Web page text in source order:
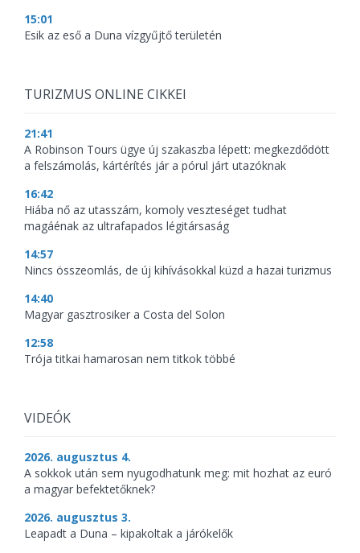
15:01
Esik az eső a Duna vízgyűjtő területén
TURIZMUS ONLINE CIKKEI
21:41
A Robinson Tours ügye új szakaszba lépett: megkezdődött
a felszámolás, kártérítés jár a pórul járt utazóknak
16:42
Hiába nő az utasszám, komoly veszteséget tudhat
magáénak az ultrafapados légitársaság
14:57
Nincs összeomlás, de új kihívásokkal küzd a hazai turizmus
14:40
Magyar gasztrosiker a Costa del Solon
12:58
Trója titkai hamarosan nem titkok többé
VIDEÓK
2026. augusztus 4.
A sokkok után sem nyugodhatunk meg: mit hozhat az euró
a magyar befektetőknek?
2026. augusztus 3.
Leapadt a Duna – kipakoltak a járókelők